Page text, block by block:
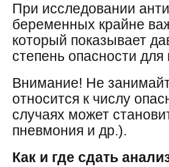
При исследовании
беременных крайне
который показывает
степень опасности для
Внимание! Не
относится к числу
случаях может
пневмония и др.).
Как и где сдать